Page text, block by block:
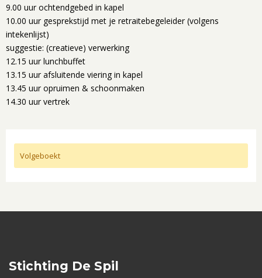
9.00 uur ochtendgebed in kapel
10.00 uur gesprekstijd met je retraitebegeleider (volgens
intekenlijst)
suggestie: (creatieve) verwerking
12.15 uur lunchbuffet
13.15 uur afsluitende viering in kapel
13.45 uur opruimen & schoonmaken
14.30 uur vertrek
Volgeboekt
Stichting De Spil